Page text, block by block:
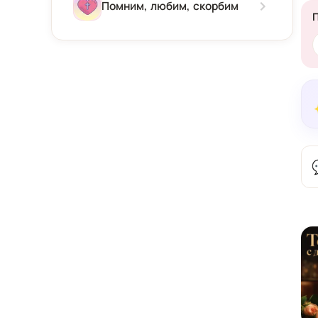
Помним, любим, скорбим